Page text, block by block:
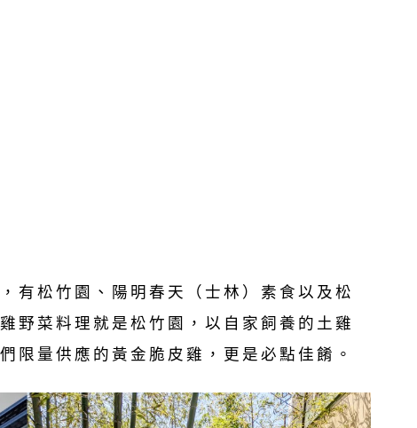
有松竹園、陽明春天（士林）素食以及松
野菜料理就是松竹園，以自家飼養的土雞
限量供應的黃金脆皮雞，更是必點佳餚。